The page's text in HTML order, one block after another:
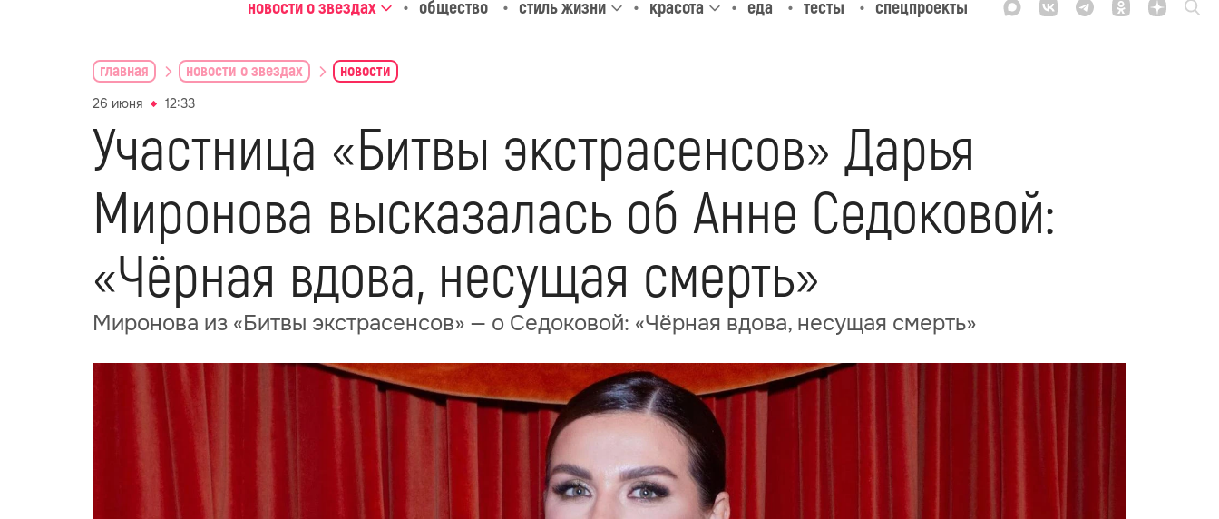
новости о звездах общество стиль жизни красота еда тесты спецпроекты
главная новости о звездах новости
26 июня 12:33
Участница «Битвы экстрасенсов» Дарья
Миронова высказалась об Анне Седоковой:
«Чёрная вдова, несущая смерть»
Миронова из «Битвы экстрасенсов» — о Седоковой: «Чёрная вдова, несущая смерть»